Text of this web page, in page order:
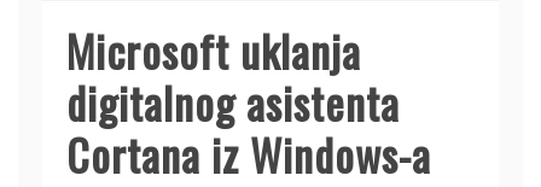
Microsoft uklanja
digitalnog asistenta
Cortana iz Windows-a